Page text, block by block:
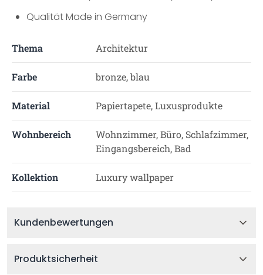
Qualität Made in Germany
Thema Architektur
Farbe bronze, blau
Material Papiertapete, Luxusprodukte
Wohnbereich
Wohnzimmer, Büro, Schlafzimmer,
Eingangsbereich, Bad
Kollektion Luxury wallpaper
Kundenbewertungen
Produktsicherheit